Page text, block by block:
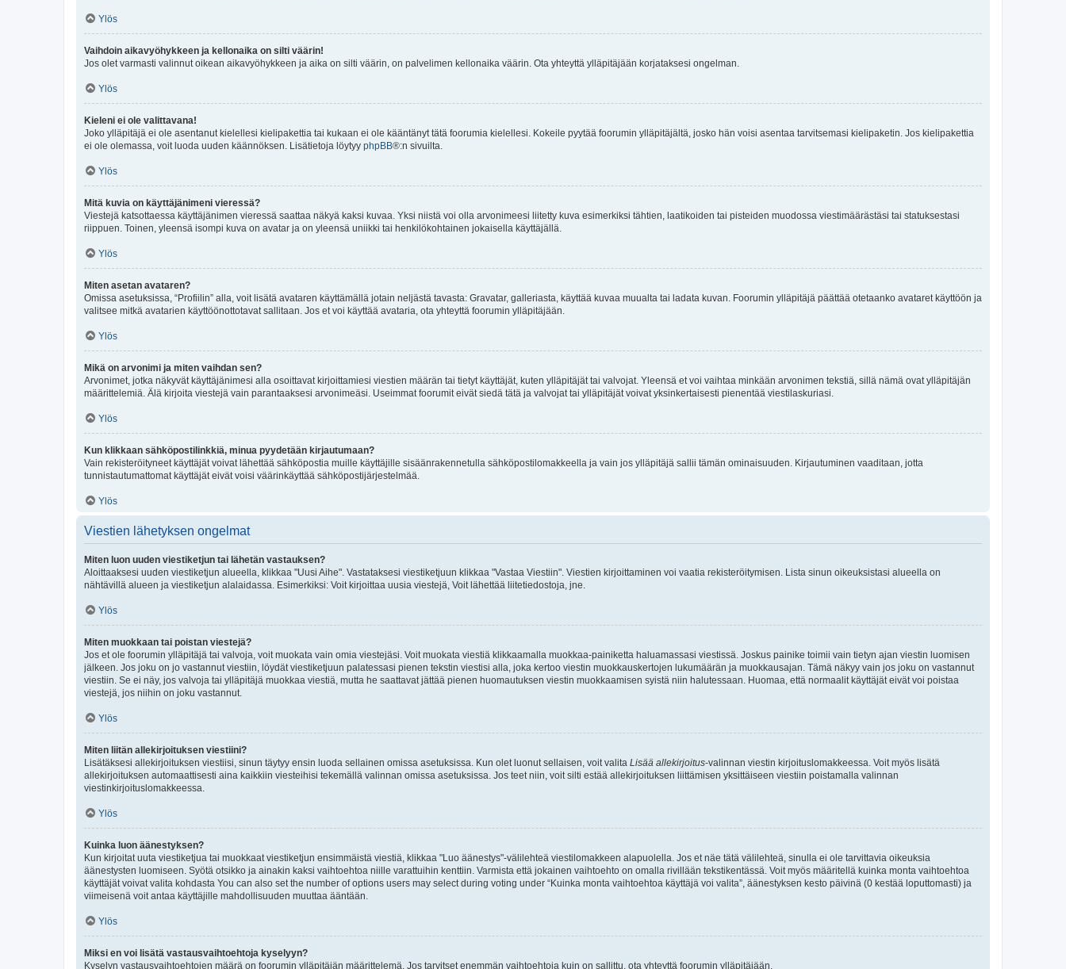
Ylös
Vaihdoin aikavyöhykkeen ja kellonaika on silti väärin!
Jos olet varmasti valinnut oikean aikavyöhykkeen ja aika on silti väärin, on palvelimen kellonaika väärin. Ota yhteyttä ylläpitäjään korjataksesi ongelman.
Ylös
Kieleni ei ole valittavana!
Joko ylläpitäjä ei ole asentanut kielellesi kielipakettia tai kukaan ei ole kääntänyt tätä foorumia kielellesi. Kokeile pyytää foorumin ylläpitäjältä, josko hän voisi asentaa tarvitsemasi kielipaketin. Jos kielipakettia
ei ole olemassa, voit luoda uuden käännöksen. Lisätietoja löytyy phpBB®:n sivuilta.
Ylös
Mitä kuvia on käyttäjänimeni vieressä?
Viestejä katsottaessa käyttäjänimen vieressä saattaa näkyä kaksi kuvaa. Yksi niistä voi olla arvonimeesi liitetty kuva esimerkiksi tähtien, laatikoiden tai pisteiden muodossa viestimäärästäsi tai statuksestasi
riippuen. Toinen, yleensä isompi kuva on avatar ja on yleensä uniikki tai henkilökohtainen jokaisella käyttäjällä.
Ylös
Miten asetan avataren?
Omissa asetuksissa, “Profiilin” alla, voit lisätä avataren käyttämällä jotain neljästä tavasta: Gravatar, galleriasta, käyttää kuvaa muualta tai ladata kuvan. Foorumin ylläpitäjä päättää otetaanko avataret käyttöön ja
valitsee mitkä avatarien käyttöönottotavat sallitaan. Jos et voi käyttää avataria, ota yhteyttä foorumin ylläpitäjään.
Ylös
Mikä on arvonimi ja miten vaihdan sen?
Arvonimet, jotka näkyvät käyttäjänimesi alla osoittavat kirjoittamiesi viestien määrän tai tietyt käyttäjät, kuten ylläpitäjät tai valvojat. Yleensä et voi vaihtaa minkään arvonimen tekstiä, sillä nämä ovat ylläpitäjän
määrittelemiä. Älä kirjoita viestejä vain parantaaksesi arvonimeäsi. Useimmat foorumit eivät siedä tätä ja valvojat tai ylläpitäjät voivat yksinkertaisesti pienentää viestilaskuriasi.
Ylös
Kun klikkaan sähköpostilinkkiä, minua pyydetään kirjautumaan?
Vain rekisteröityneet käyttäjät voivat lähettää sähköpostia muille käyttäjille sisäänrakennetulla sähköpostilomakkeella ja vain jos ylläpitäjä sallii tämän ominaisuuden. Kirjautuminen vaaditaan, jotta
tunnistautumattomat käyttäjät eivät voisi väärinkäyttää sähköpostijärjestelmää.
Ylös
Viestien lähetyksen ongelmat
Miten luon uuden viestiketjun tai lähetän vastauksen?
Aloittaaksesi uuden viestiketjun alueella, klikkaa "Uusi Aihe". Vastataksesi viestiketjuun klikkaa "Vastaa Viestiin". Viestien kirjoittaminen voi vaatia rekisteröitymisen. Lista sinun oikeuksistasi alueella on
nähtävillä alueen ja viestiketjun alalaidassa. Esimerkiksi: Voit kirjoittaa uusia viestejä, Voit lähettää liitetiedostoja, jne.
Ylös
Miten muokkaan tai poistan viestejä?
Jos et ole foorumin ylläpitäjä tai valvoja, voit muokata vain omia viestejäsi. Voit muokata viestiä klikkaamalla muokkaa-painiketta haluamassasi viestissä. Joskus painike toimii vain tietyn ajan viestin luomisen
jälkeen. Jos joku on jo vastannut viestiin, löydät viestiketjuun palatessasi pienen tekstin viestisi alla, joka kertoo viestin muokkauskertojen lukumäärän ja muokkausajan. Tämä näkyy vain jos joku on vastannut
viestiin. Se ei näy, jos valvoja tai ylläpitäjä muokkaa viestiä, mutta he saattavat jättää pienen huomautuksen viestin muokkaamisen syistä niin halutessaan. Huomaa, että normaalit käyttäjät eivät voi poistaa
viestejä, jos niihin on joku vastannut.
Ylös
Miten liitän allekirjoituksen viestiini?
Lisätäksesi allekirjoituksen viestiisi, sinun täytyy ensin luoda sellainen omissa asetuksissa. Kun olet luonut sellaisen, voit valita Lisää allekirjoitus-valinnan viestin kirjoituslomakkeessa. Voit myös lisätä
allekirjoituksen automaattisesti aina kaikkiin viesteihisi tekemällä valinnan omissa asetuksissa. Jos teet niin, voit silti estää allekirjoituksen liittämisen yksittäiseen viestiin poistamalla valinnan
viestinkirjoituslomakkeessa.
Ylös
Kuinka luon äänestyksen?
Kun kirjoitat uuta viestiketjua tai muokkaat viestiketjun ensimmäistä viestiä, klikkaa "Luo äänestys"-välilehteä viestilomakkeen alapuolella. Jos et näe tätä välilehteä, sinulla ei ole tarvittavia oikeuksia
äänestysten luomiseen. Syötä otsikko ja ainakin kaksi vaihtoehtoa niille varattuihin kenttiin. Varmista että jokainen vaihtoehto on omalla rivillään tekstikentässä. Voit myös määritellä kuinka monta vaihtoehtoa
käyttäjät voivat valita kohdasta You can also set the number of options users may select during voting under “Kuinka monta vaihtoehtoa käyttäjä voi valita”, äänestyksen kesto päivinä (0 kestää loputtomasti) ja
viimeisenä voit antaa käyttäjille mahdollisuuden muuttaa ääntään.
Ylös
Miksi en voi lisätä vastausvaihtoehtoja kyselyyn?
Kyselyn vastausvaihtoehtojen määrä on foorumin ylläpitäjän määrittelemä. Jos tarvitset enemmän vaihtoehtoja kuin on sallittu, ota yhteyttä foorumin ylläpitäjään.